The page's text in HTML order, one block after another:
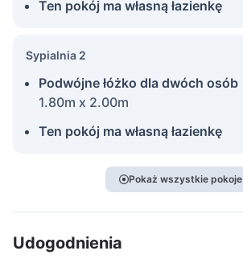
Ten pokój ma własną łazienkę
Sypialnia 2
Podwójne łóżko dla dwóch osób
1.80m x 2.00m
Ten pokój ma własną łazienkę
Pokaż wszystkie pokoje
Udogodnienia